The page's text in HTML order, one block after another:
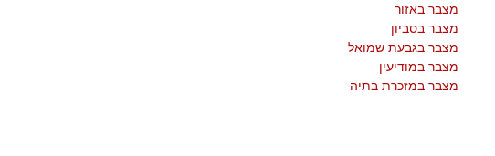
מצבר באזור
מצבר בסביון
מצבר בגבעת שמואל
מצבר במודיעין
מצבר במזכרת בתיה